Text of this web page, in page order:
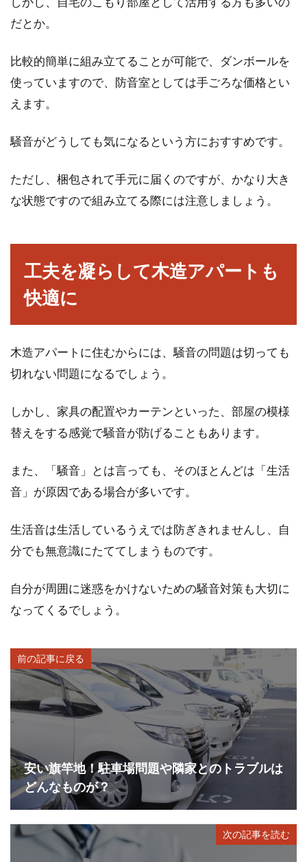
だとか。
比較的簡単に組み立てることが可能で、ダンボールを
使っていますので、防音室としては手ごろな価格とい
えます。
騒音がどうしても気になるという方におすすめです。
ただし、梱包されて手元に届くのですが、かなり大き
な状態ですので組み立てる際には注意しましょう。
工夫を凝らして木造アパートも
快適に
木造アパートに住むからには、騒音の問題は切っても
切れない問題になるでしょう。
しかし、家具の配置やカーテンといった、部屋の模様
替えをする感覚で騒音が防げることもあります。
また、「騒音」とは言っても、そのほとんどは「生活
音」が原因である場合が多いです。
生活音は生活しているうえでは防ぎきれませんし、自
分でも無意識にたててしまうものです。
自分が周囲に迷惑をかけないための騒音対策も大切に
なってくるでしょう。
前の記事に戻る
安い旗竿地！駐車場問題や隣家とのトラブルは
どんなものが？
次の記事を読む